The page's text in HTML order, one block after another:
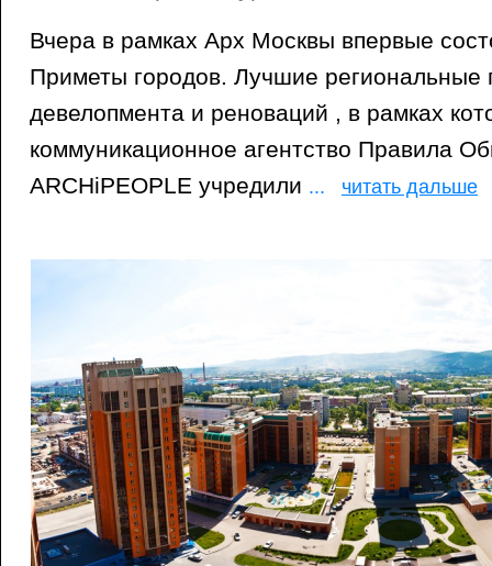
Вчера в рамках Арх Москвы впервые
Приметы городов. Лучшие региональные
девелопмента и реноваций , в рамках
коммуникационное агентство Правила
ARCHiPEOPLE учредили ... читать дальше